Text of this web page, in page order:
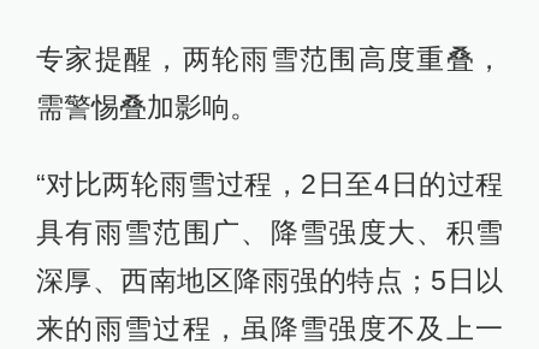
专家提醒，两轮雨雪范围高度重叠，
需警惕叠加影响。
“对比两轮雨雪过程，2日至4日的过程
具有雨雪范围广、降雪强度大、积雪
深厚、西南地区降雨强的特点；5日以
来的雨雪过程，虽降雪强度不及上一